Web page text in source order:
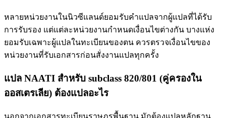
หลายหน่วยงานในนิวซีแลนด์ยอมรับคำแปลจากผู้แปลที่ได้รับ
การรับรอง แต่แต่ละหน่วยงานกำหนดเงื่อนไขต่างกัน บางแห่ง
ยอมรับเฉพาะผู้แปลในทะเบียนของตน ควรตรวจเงื่อนไขของ
หน่วยงานที่รับเอกสารก่อนสั่งงานแปลทุกครั้ง
แปล NAATI สำหรับ subclass 820/801 (คู่ครองใน
ออสเตรเลีย) ต้องแปลอะไร
นอกจากเอกสารทะเบียนราษฎรพื้นฐาน มักต้องแปลหลักฐาน